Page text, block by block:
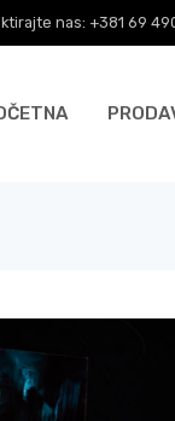
nas: +381 69